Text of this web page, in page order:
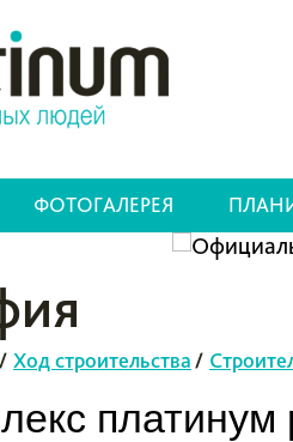
ФОТОГАЛЕРЕЯ
/ Ход строительства /
платинум